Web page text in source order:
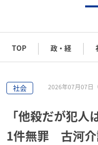
TOP 政・経
社会 2026年07月07日
「他殺だが犯
1件無罪 古河介